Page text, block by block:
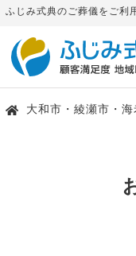
ふじみ式典のご葬儀をご利
大和市・綾瀬市・